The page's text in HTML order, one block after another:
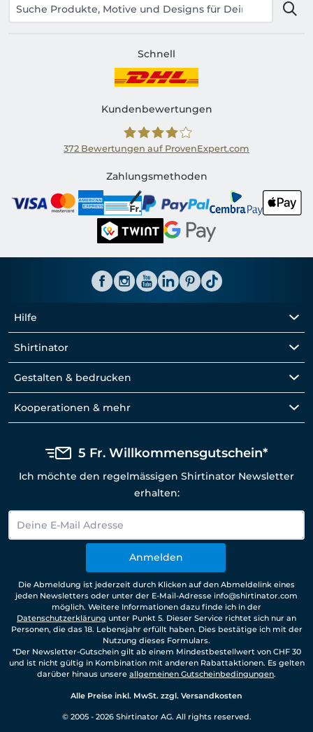
Schnell
Kundenbewertungen
Shirtinator CH
372 Bewertungen auf ProvenExpert.com
Zahlungsmethoden
Hilfe
Shirtinator
Gestalten & bedrucken
Kooperationen & mehr
5 Fr. Willkommensgutschein*
Ich möchte den regelmässigen Shirtinator Newsletter
erhalten:
Anmelden
Die Abmeldung ist jederzeit durch Klicken auf den Abmeldelink eines
jeden Newsletters oder unter der E-Mail-Adresse info@shirtinator.com
möglich. Weitere Informationen dazu finde ich in der
Datenschutzerklärung unter Punkt 5. Dieser Service richtet sich nur an
Personen, die das 18. Lebensjahr erfüllt haben. Dies bestätige ich mit der
Nutzung dieses Formulars.
*Der Newsletter-Gutschein gilt ab einem Mindestbestellwert von CHF 30
und ist nicht gültig in Kombination mit anderen Rabattaktionen. Es gelten
darüber hinaus unsere allgemeinen Gutscheinbedingungen.
Alle Preise inkl. MwSt. zzgl. Versandkosten
© 2005 - 2026 Shirtinator AG. All rights reserved.